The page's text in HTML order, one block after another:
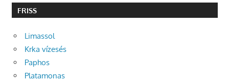
FRISS
Limassol
Krka vízesés
Paphos
Platamonas